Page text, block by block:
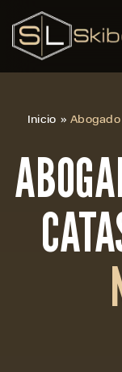
Inicio »